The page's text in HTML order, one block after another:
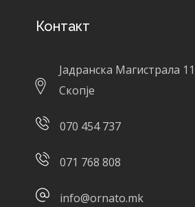
Контакт
Јадранска Магистрала
Скопје
070 454 737
071 768 808
info@ornato.mk